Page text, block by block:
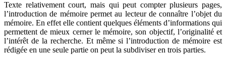
Texte relativement court, mais qui peut compter plusieurs pages,
l’introduction de mémoire permet au lecteur de connaître l’objet du
mémoire. En effet elle contient quelques éléments d’informations qui
permettent de mieux cerner le mémoire, son objectif, l’originalité et
l’intérêt de la recherche. Et même si l’introduction de mémoire est
rédigée en une seule partie on peut la subdiviser en trois parties.